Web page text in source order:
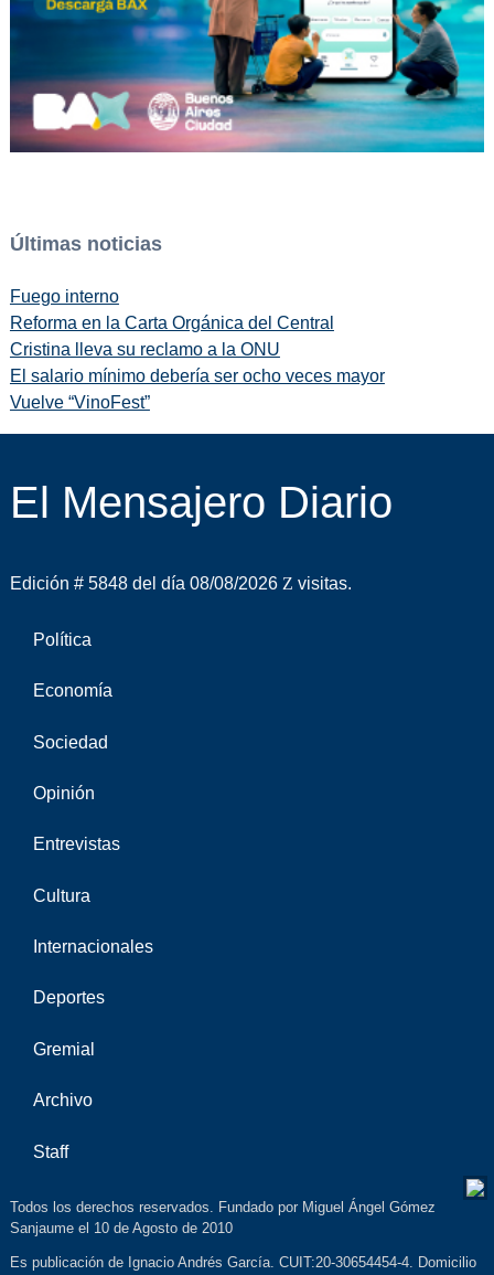
Últimas noticias
Fuego interno
Reforma en la Carta Orgánica del Central
Cristina lleva su reclamo a la ONU
El salario mínimo debería ser ocho veces mayor
Vuelve “VinoFest”
El Mensajero Diario
Edición # 5848 del día 08/08/2026 visitas.
Política
Economía
Sociedad
Opinión
Entrevistas
Cultura
Internacionales
Deportes
Gremial
Archivo
Staff
Todos los derechos reservados. Fundado por Miguel Ángel Gómez
Sanjaume el 10 de Agosto de 2010
Es publicación de Ignacio Andrés García. CUIT:20-30654454-4. Domicilio